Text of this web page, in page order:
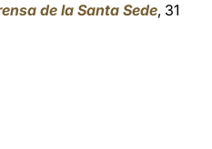
de la Santa Sede, 31